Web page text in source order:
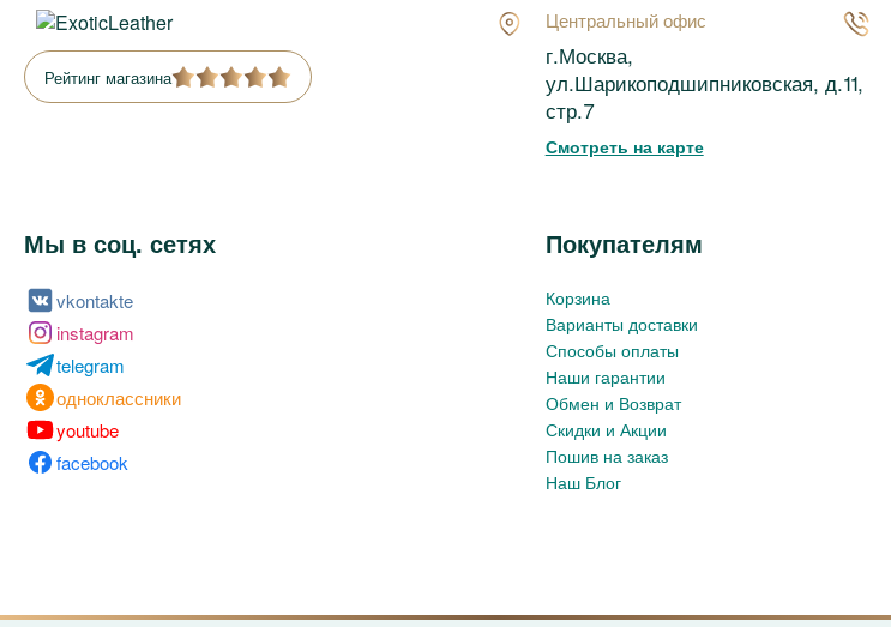
Рейтинг магазина
Центральный офис
г.Москва,
ул.Шарикоподшипниковская, д.11,
стр.7
Смотреть на карте
Мы в соц. сетях
vkontakte
instagram
telegram
одноклассники
youtube
facebook
Покупателям
Корзина
Варианты доставки
Способы оплаты
Наши гарантии
Обмен и Возврат
Скидки и Акции
Пошив на заказ
Наш Блог